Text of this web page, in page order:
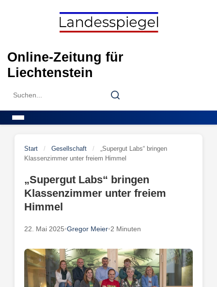
Online-Zeitung für
Liechtenstein
Search
Search
Start / Gesellschaft /
„Supergut Labs“ bringen
Klassenzimmer unter freiem Himmel
„Supergut Labs“ bringen
Klassenzimmer unter freiem
Himmel
22. Mai 2025•Gregor Meier•2 Minuten